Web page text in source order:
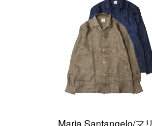
Maria Santangelo/マリ